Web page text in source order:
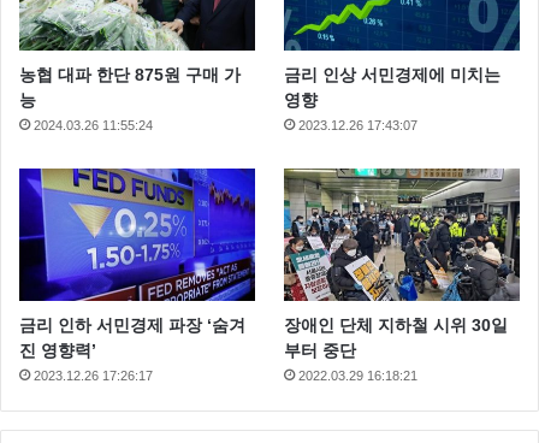
농협 대파 한단 875원 구매 가
능
2024.03.26 11:55:24
금리 인상 서민경제에 미치는
영향
2023.12.26 17:43:07
금리 인하 서민경제 파장 ‘숨겨
진 영향력’
2023.12.26 17:26:17
장애인 단체 지하철 시위 30일
부터 중단
2022.03.29 16:18:21